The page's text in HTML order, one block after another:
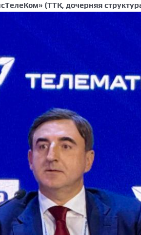
(ТТК, дочерняя